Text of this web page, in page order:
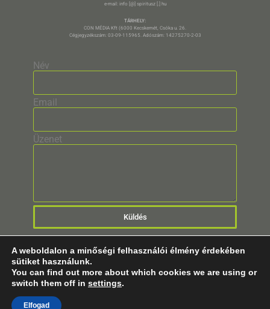
e-mail: info [@] spiritusz [.] hu
TÁRHELY:
CON MÉDIA Kft (6000 Kecskemét, Csóka u. 26.
Cégjegyzékszám: 03-09-115965. Adószám: 14275270-2-03
Név
Email
Üzenet
Küldés
© 2025 Minden Jog Fenntartva!
A weboldalon a minőségi felhasználói élmény érdekében
sütiket használunk.
You can find out more about which cookies we are using or
switch them off in settings.
Elfogad